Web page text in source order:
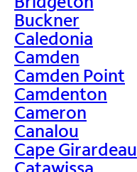
Buckner
Caledonia
Camden
Camden Point
Camdenton
Cameron
Canalou
Cape Girardeau
Catawissa